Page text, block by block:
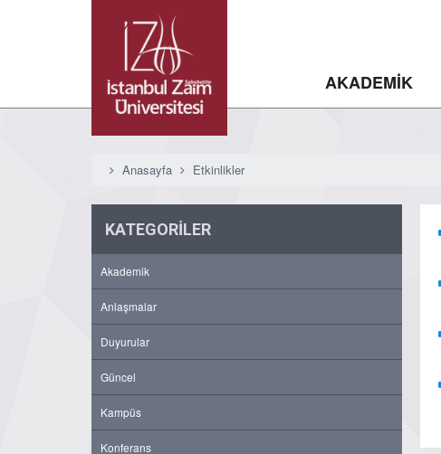
AKADEMİK
Anasayfa Etkinlikler
KATEGORİLER
Akademik
Anlaşmalar
Duyurular
Güncel
Kampüs
Konferans